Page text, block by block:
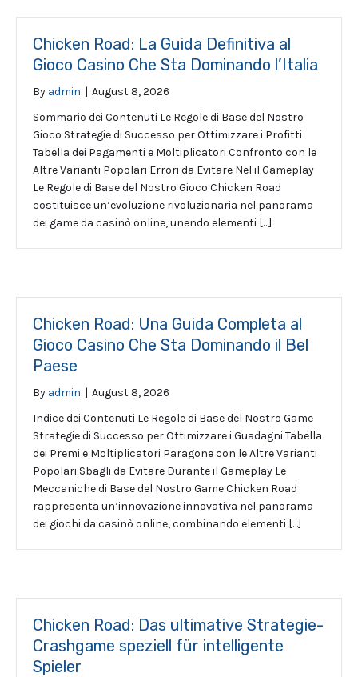
Chicken Road: La Guida Definitiva al
Gioco Casino Che Sta Dominando l’Italia
By admin | August 8, 2026
Sommario dei Contenuti Le Regole di Base del Nostro
Gioco Strategie di Successo per Ottimizzare i Profitti
Tabella dei Pagamenti e Moltiplicatori Confronto con le
Altre Varianti Popolari Errori da Evitare Nel il Gameplay
Le Regole di Base del Nostro Gioco Chicken Road
costituisce un’evoluzione rivoluzionaria nel panorama
dei game da casinò online, unendo elementi […]
Chicken Road: Una Guida Completa al
Gioco Casino Che Sta Dominando il Bel
Paese
By admin | August 8, 2026
Indice dei Contenuti Le Regole di Base del Nostro Game
Strategie di Successo per Ottimizzare i Guadagni Tabella
dei Premi e Moltiplicatori Paragone con le Altre Varianti
Popolari Sbagli da Evitare Durante il Gameplay Le
Meccaniche di Base del Nostro Game Chicken Road
rappresenta un’innovazione innovativa nel panorama
dei giochi da casinò online, combinando elementi […]
Chicken Road: Das ultimative Strategie-
Crashgame speziell für intelligente
Spieler